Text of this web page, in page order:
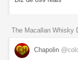
The Macallan Whisky
Chapolin